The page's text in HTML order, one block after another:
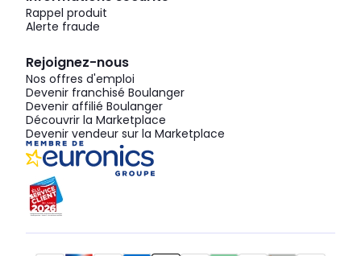
Rappel produit
Alerte fraude
Rejoignez-nous
Nos offres d'emploi
Devenir franchisé Boulanger
Devenir affilié Boulanger
Découvrir la Marketplace
Devenir vendeur sur la Marketplace